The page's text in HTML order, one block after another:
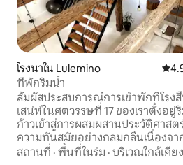
โรงนาใน Lulemino คะแ
ที่พักริมน้ำ
สัมผัสประสบการณ์การเข้าพักที่โรง
เสน่ห์ในศตวรรษที่ 17 ของเราตั้งอยู่
ก้าวเข้าสู่การผสมผสานประวัติศาสต
ความทันสมัยอย่างกลมกลืนเนื่องจาก
บูรณะทุกรายละเอียดอย่างน่ารัก โอ
สถานที่ · พื้นที่ในร่ม · บริเวณใกล้เคียง